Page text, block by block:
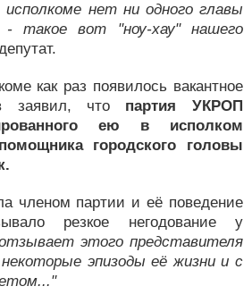
нет ни одного главы
- такое вот "ноу-хау" нашего
как раз появилось вакантное
заявил, что партия УКРОП
ею в исполком
городского головы
членом партии и её поведение
резкое негодование у
этого представителя
эпизоды её жизни и с